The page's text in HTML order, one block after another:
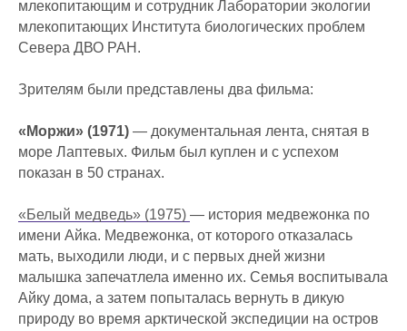
млекопитающим и сотрудник Лаборатории экологии
млекопитающих Института биологических проблем
Севера ДВО РАН.
Зрителям были представлены два фильма:
«Моржи» (1971) — документальная лента, снятая в
море Лаптевых. Фильм был куплен и с успехом
показан в 50 странах.
«Белый медведь» (1975) — история медвежонка по
имени Айка. Медвежонка, от которого отказалась
мать, выходили люди, и с первых дней жизни
малышка запечатлела именно их. Семья воспитывала
Айку дома, а затем попыталась вернуть в дикую
природу во время арктической экспедиции на остров